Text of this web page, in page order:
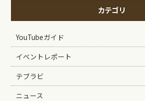
カテゴリ
YouTubeガイド
イベントレポート
テブラビ
ニュース